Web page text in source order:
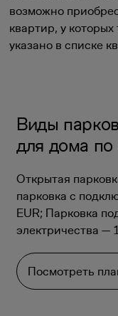
возможно
квартир, у
указано в списке
Виды
для дома по
Открытая
парковка с
EUR; Парковка
электричества —
Посмотреть